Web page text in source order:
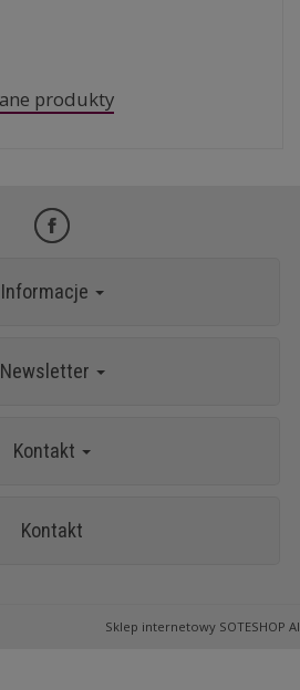
produkty
Informacje
Newsletter
Kontakt
Kontakt
Sklep internetowy SOTESHOP AI